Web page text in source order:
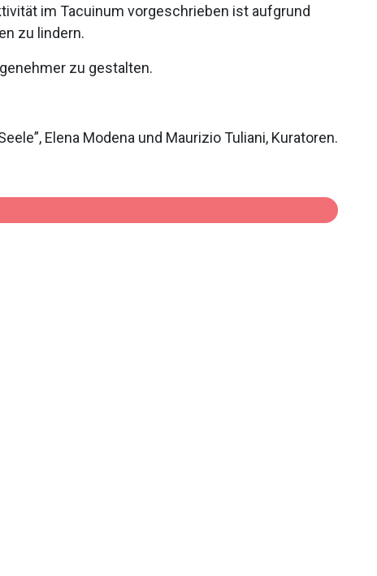
im Tacuinum vorgeschrieben ist aufgrund
zu lindern.
zu gestalten.
Elena Modena und Maurizio Tuliani, Kuratoren.